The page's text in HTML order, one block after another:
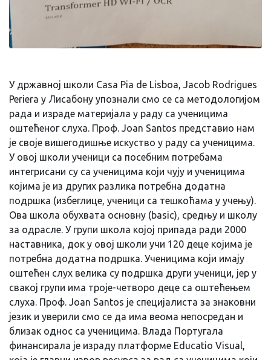
У државној школи Casa Pia de Lisboa, Jacob Rodrigues
Periera у Лисабону упознали смо се са методологијом
рада и израде материјала у раду са ученицима
оштећеног слуха. Проф. Joan Santos представио нам
је своје вишегодишње искуство у раду са ученицима.
У овој школи ученици са посебним потребама
интегрисани су са ученицима који чују и ученицима
којима је из других разлика потребна додатна
подршка (избеглице, ученици са тешкоћама у учењу).
Ова школа обухвата основну (basic), средњу и школу
за одрасле. У групи школа којој припада ради 2000
наставника, док у овој школи учи 120 деце којима је
потребна додатна подршка. Ученицима који имају
оштећен слух велика су подршка други ученици, јер у
свакој групи има троје-четворо деце са оштећењем
слуха. Проф. Joan Santos је специјалиста за знаковни
језик и уверили смо се да има веома непосредан и
близак однос са ученицима. Влада Португала
финансирала је израду платформе Educatio Visual,